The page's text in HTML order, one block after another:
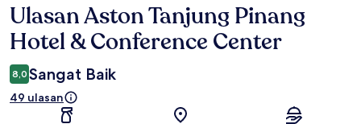
Ulasan
Ulasan Aston Tanjung Pinang
Hotel & Conference Center
8,0 Sangat Baik
49 ulasan